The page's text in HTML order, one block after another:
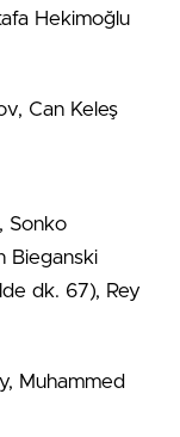
Hekimoğlu
Can Keleş
Sonko
Bieganski
dk. 67), Rey
Muhammed